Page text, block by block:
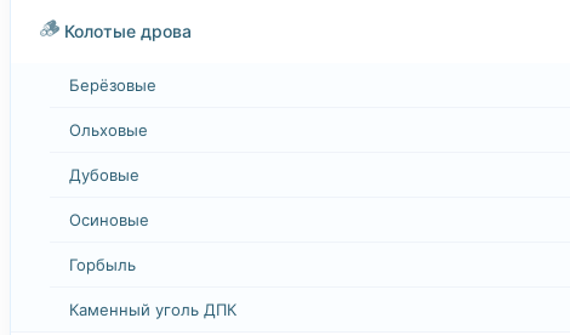
🪵 Колотые дрова
Берёзовые
Ольховые
Дубовые
Осиновые
Горбыль
Каменный уголь ДПК